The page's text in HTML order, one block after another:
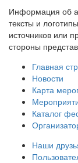
Информация об
тексты и
источников или
стороны
Главная
Новости
Карта
Каталог
Наши